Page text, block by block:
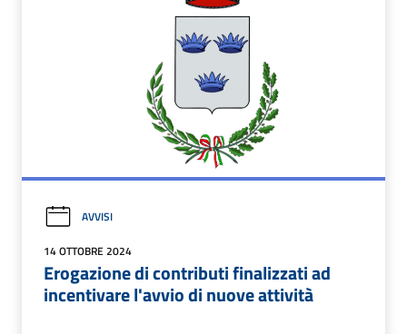
AVVISI
14 OTTOBRE 2024
Erogazione di contributi finalizzati ad
incentivare l'avvio di nuove attività